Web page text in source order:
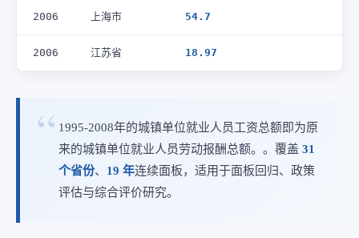
2006 上海市 54.7
2006 江苏省 18.97
1995-2008年的城镇单位就业人员工资总额即为原
来的城镇单位就业人员劳动报酬总额。。覆盖 31
个省份、 19 年连续面板，适用于面板回归、政策
评估与综合评价研究。